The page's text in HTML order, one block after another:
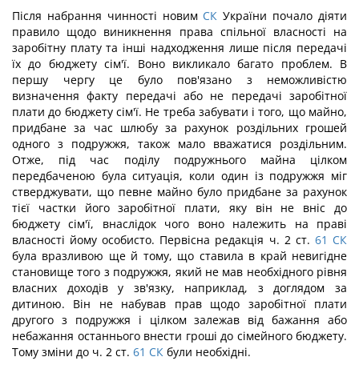
Після набрання чинності новим СК України почало діяти
правило щодо виникнення права спільної власності на
заробітну плату та інші надходження лише після передачі
їх до бюджету сім'ї. Воно викликало багато проблем. В
першу чергу це було пов'язано з неможливістю
визначення факту передачі або не передачі заробітної
плати до бюджету сім'ї. Не треба забувати і того, що майно,
придбане за час шлюбу за рахунок роздільних грошей
одного з подружжя, також мало вважатися роздільним.
Отже, під час поділу подружнього майна цілком
передбаченою була ситуація, коли один із подружжя міг
стверджувати, що певне майно було придбане за рахунок
тієї частки його заробітної плати, яку він не вніс до
бюджету сім'ї, внаслідок чого воно належить на праві
власності йому особисто. Первісна редакція ч. 2 ст. 61 СК
була вразливою ще й тому, що ставила в край невигідне
становище того з подружжя, який не мав необхідного рівня
власних доходів у зв'язку, наприклад, з доглядом за
дитиною. Він не набував прав щодо заробітної плати
другого з подружжя і цілком залежав від бажання або
небажання останнього внести гроші до сімейного бюджету.
Тому зміни до ч. 2 ст. 61 СК були необхідні.